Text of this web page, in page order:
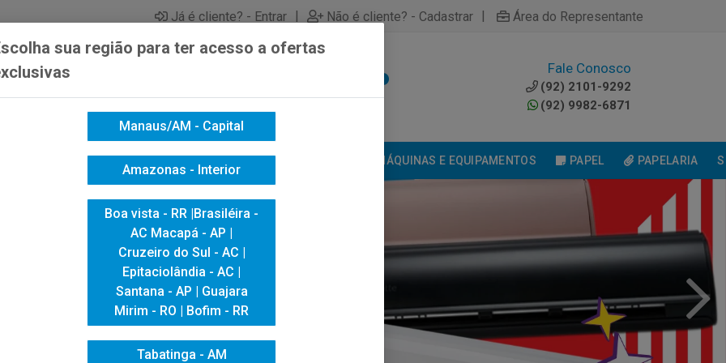
Já é cliente? - Entrar | Não é cliente? - Cadastrar | Área do Representante
Fale Conosco
(92) 2101-9292
(92) 9982-6871
VISUAL INFORMÁTICA MÁQUINAS E EQUIPAMENTOS PAPEL PAPELARIA
sua região para ter acesso a ofertas
Manaus/AM - Capital
Amazonas - Interior
Boa vista - RR |Brasiléira -
AC Macapá - AP |
Cruzeiro do Sul - AC |
Epitaciolândia - AC |
Santana - AP | Guajara
Mirim - RO | Bofim - RR
Tabatinga - AM